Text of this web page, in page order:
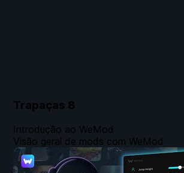
Trapaças 8
Introdução ao WeMod
Visão geral de mods com WeMod